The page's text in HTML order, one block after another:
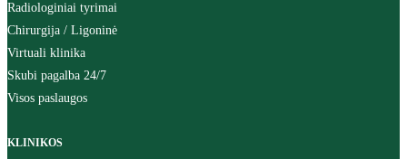
Radiologiniai tyrimai
Chirurgija / Ligoninė
Virtuali klinika
Skubi pagalba 24/7
Visos paslaugos
KLINIKOS